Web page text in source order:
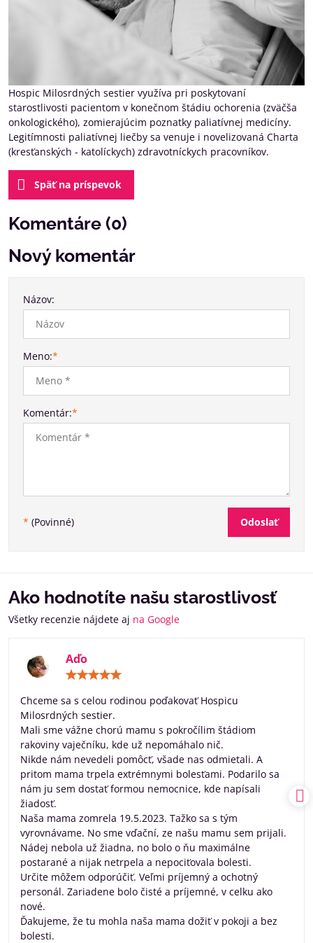
Hospic Milosrdných sestier využíva pri poskytovaní
starostlivosti pacientom v konečnom štádiu ochorenia (zväčša
onkologického), zomierajúcim poznatky paliatívnej medicíny.
Legitímnosti paliatívnej liečby sa venuje i novelizovaná Charta
(kresťanských - katolíckych) zdravotníckych pracovníkov.
Späť na príspevok
Komentáre (0)
Nový komentár
Názov:
Meno:*
Komentár:*
* (Povinné) Odoslať
Ako hodnotíte našu starostlivosť
Všetky recenzie nájdete aj na Google
Aďo
5
Chceme sa s celou rodinou poďakovať Hospicu
Milosrdných sestier.
Mali sme vážne chorú mamu s pokročílim štádiom
rakoviny vaječníku, kde už nepomáhalo nič.
Nikde nám nevedeli pomôcť, všade nas odmietali. A
pritom mama trpela extrémnymi bolesťami. Podarilo sa
nám ju sem dostať formou nemocnice, kde napísali
žiadosť.
Naša mama zomrela 19.5.2023. Tažko sa s tým
vyrovnávame. No sme vďační, ze našu mamu sem prijali.
Nádej nebola už žiadna, no bolo o ňu maximálne
postarané a nijak netrpela a nepociťovala bolesti.
Určite môžem odporúčiť. Veľmi príjemný a ochotný
personál. Zariadene bolo čisté a príjemné, v celku ako
nové.
Ďakujeme, že tu mohla naša mama dožiť v pokoji a bez
bolesti.